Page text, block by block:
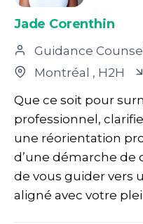
Jade Corenthin
Guidance
Montréal , H2H
Que ce soit pour
professionnel,
une réorientation
d’une démarche de
de vous guider vers
aligné avec votre